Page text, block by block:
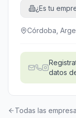
¿Es tu
Córdoba,
datos
Todas las